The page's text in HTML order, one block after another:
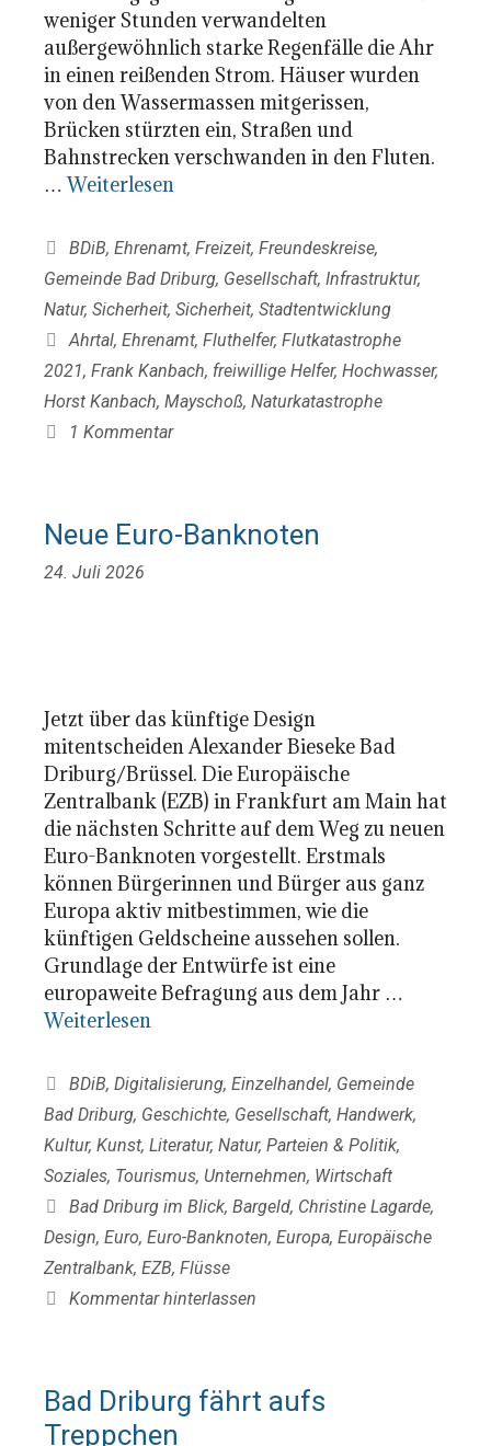
weniger Stunden verwandelten
außergewöhnlich starke Regenfälle die Ahr
in einen reißenden Strom. Häuser wurden
von den Wassermassen mitgerissen,
Brücken stürzten ein, Straßen und
Bahnstrecken verschwanden in den Fluten.
…Weiterlesen
Kategorien
BDiB, Ehrenamt, Freizeit, Freundeskreise,
Gemeinde Bad Driburg, Gesellschaft, Infrastruktur,
Natur, Sicherheit, Sicherheit, Stadtentwicklung
Schlagwörter
Ahrtal, Ehrenamt, Fluthelfer, Flutkatastrophe
2021, Frank Kanbach, freiwillige Helfer, Hochwasser,
Horst Kanbach, Mayschoß, Naturkatastrophe
1 Kommentar
Neue Euro-Banknoten
24. Juli 2026
Jetzt über das künftige Design
mitentscheiden Alexander Bieseke Bad
Driburg/Brüssel. Die Europäische
Zentralbank (EZB) in Frankfurt am Main hat
die nächsten Schritte auf dem Weg zu neuen
Euro-Banknoten vorgestellt. Erstmals
können Bürgerinnen und Bürger aus ganz
Europa aktiv mitbestimmen, wie die
künftigen Geldscheine aussehen sollen.
Grundlage der Entwürfe ist eine
europaweite Befragung aus dem Jahr …
Weiterlesen
Kategorien
BDiB, Digitalisierung, Einzelhandel, Gemeinde
Bad Driburg, Geschichte, Gesellschaft, Handwerk,
Kultur, Kunst, Literatur, Natur, Parteien & Politik,
Soziales, Tourismus, Unternehmen, Wirtschaft
Schlagwörter
Bad Driburg im Blick, Bargeld, Christine Lagarde,
Design, Euro, Euro-Banknoten, Europa, Europäische
Zentralbank, EZB, Flüsse
Kommentar hinterlassen
Bad Driburg fährt aufs
Treppchen